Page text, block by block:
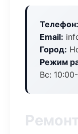
Телефон:
Email:
Город:
Режим
Вс: